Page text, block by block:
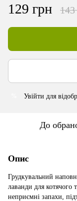
129 грн 143
Увійти для
До
Опис
Грудкувальний
лаванди для котячого
неприємні запахи,